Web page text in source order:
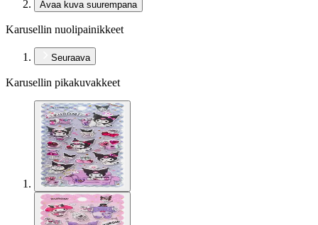
Avaa kuva suurempana
Karusellin nuolipainikkeet
Seuraava
Karusellin pikakuvakkeet